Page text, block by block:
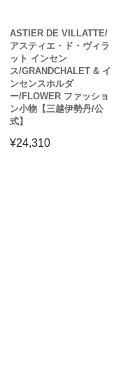
ASTIER DE VILLATTE/
アスティエ・ド・ヴィラ
ット インセン
ス/GRANDCHALET & イ
ンセンスホルダ
ー/FLOWER ファッショ
ン小物【三越伊勢丹/公
式】
¥24,310